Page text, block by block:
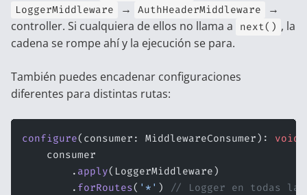
LoggerMiddleware → AuthHeaderMiddleware
→
controller. Si cualquiera de ellos no llama a
next() , la
cadena se rompe ahí y la ejecución se para.
También puedes encadenar configuraciones
diferentes para distintas rutas:
configure(consumer: MiddlewareConsumer): void
    consumer
        .
apply(LoggerMiddleware)
        .
forRoutes( '*' )
// Logger en todas